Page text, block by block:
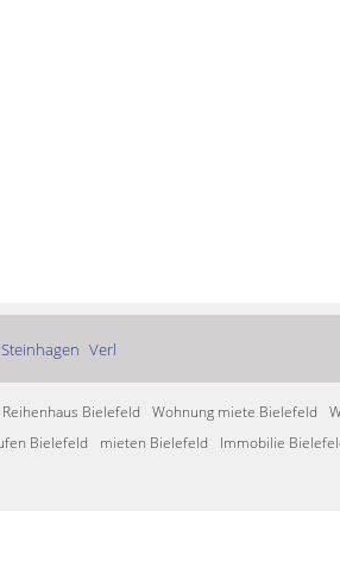
Steinhagen Verl
Reihenhaus Bielefeld Wohnung miete Bielefeld
Bielefeld mieten Bielefeld Immobilie